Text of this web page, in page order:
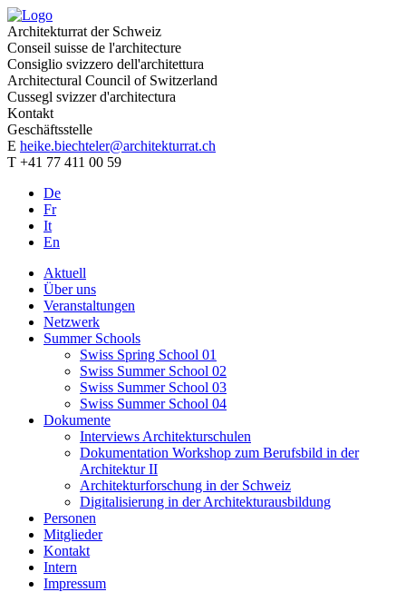
Architekturrat der Schweiz
Conseil suisse de l'architecture
Consiglio svizzero dell'architettura
Architectural Council of Switzerland
Cussegl svizzer d'architectura
Kontakt
Geschäftsstelle
E heike.biechteler@architekturrat.ch
T +41 77 411 00 59
De
Fr
It
En
Aktuell
Über uns
Veranstaltungen
Netzwerk
Summer Schools
Swiss Spring School 01
Swiss Summer School 02
Swiss Summer School 03
Swiss Summer School 04
Dokumente
Interviews Architekturschulen
Dokumentation Workshop zum Berufsbild in der
Architektur II
Architekturforschung in der Schweiz
Digitalisierung in der Architekturausbildung
Personen
Mitglieder
Kontakt
Intern
Impressum